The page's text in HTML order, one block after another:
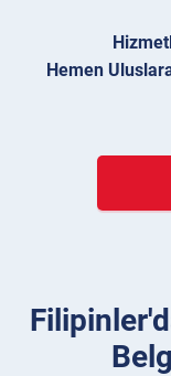
Hemen